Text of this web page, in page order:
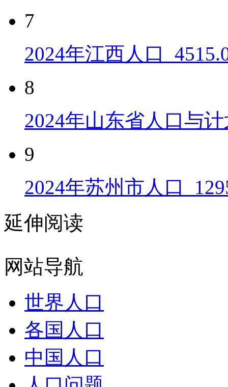
7
2024年江西人口
8
2024年山东省人口与
9
2024年苏州市人口
延伸阅读
网站导航
世界人口
各国人口
中国人口